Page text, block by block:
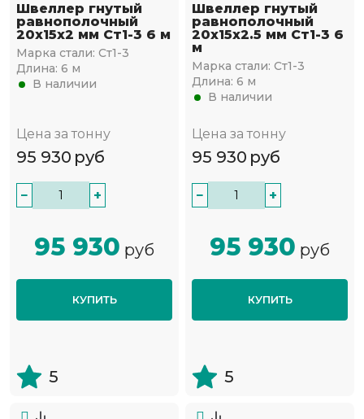
Швеллер гнутый
равнополочный
20х15х2 мм Ст1-3 6 м
Марка стали: Ст1-3
Длина: 6 м
В наличии
Цена за тонну
95 930 руб
− +
95 930 руб
КУПИТЬ
5
Швеллер гнутый
равнополочный
20х15х2.5 мм Ст1-3 6
м
Марка стали: Ст1-3
Длина: 6 м
В наличии
Цена за тонну
95 930 руб
− +
95 930 руб
КУПИТЬ
5